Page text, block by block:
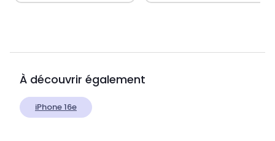
À découvrir également
iPhone 16e